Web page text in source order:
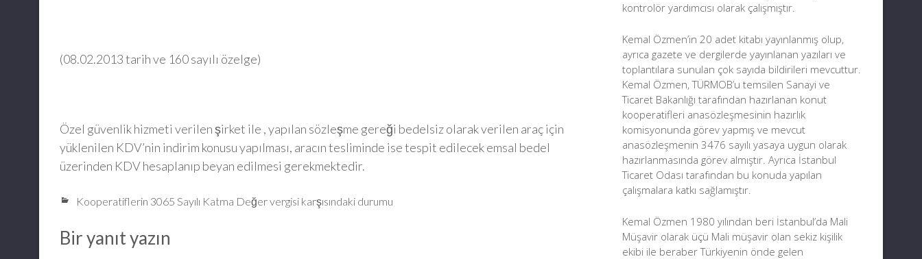
(08.02.2013 tarih ve 160 sayılı özelge)
Özel güvenlik hizmeti verilen şirket ile , yapılan sözleşme gereği bedelsiz olarak verilen araç için
yüklenilen KDV’nin indirim konusu yapılması, aracın tesliminde ise tespit edilecek emsal bedel
üzerinden KDV hesaplanıp beyan edilmesi gerekmektedir.
Kooperatiflerin 3065 Sayılı Katma Değer vergisi karşısındaki durumu
Bir yanıt yazın
kontrolör yardımcısı olarak çalışmıştır.
Kemal Özmen’in 20 adet kitabı yayınlanmış olup,
ayrıca gazete ve dergilerde yayınlanan yazıları ve
toplantılara sunulan çok sayıda bildirileri mevcuttur.
Kemal Özmen, TÜRMOB’u temsilen Sanayi ve
Ticaret Bakanlığı tarafından hazırlanan konut
kooperatifleri anasözleşmesinin hazırlık
komisyonunda görev yapmış ve mevcut
anasözleşmenin 3476 sayılı yasaya uygun olarak
hazırlanmasında görev almıştır. Ayrıca İstanbul
Ticaret Odası tarafından bu konuda yapılan
çalışmalara katkı sağlamıştır.
Kemal Özmen 1980 yılından beri İstanbul’da Mali
Müşavir olarak üçü Mali müşavir olan sekiz kişilik
ekibi ile beraber Türkiyenin önde gelen